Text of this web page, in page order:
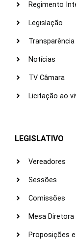
Regimento
Legislação
Transparência
Notícias
TV Câmara
Licitação ao
LEGISLATIVO
Vereadores
Sessões
Comissões
Mesa Diretora
Proposições